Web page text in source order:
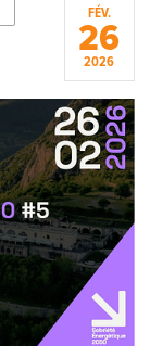
FÉV.
26
2026